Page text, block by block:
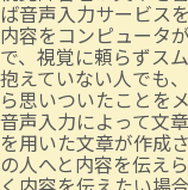
ば音声入力サービス
内容をコンピュータ
で、視覚に頼らずス
抱えていない人でも
ら思いついたことを
音声入力によって文
を用いた文章が作成
の人へと内容を伝え